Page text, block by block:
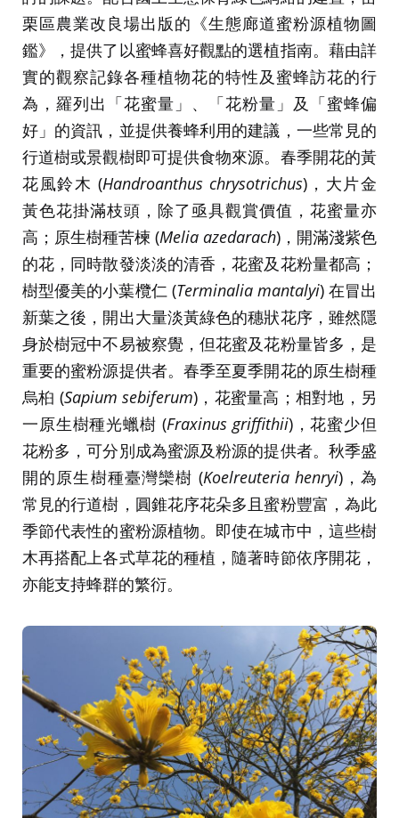
栗區農業改良場出版的《生態廊道蜜粉源植物圖
鑑》，提供了以蜜蜂喜好觀點的選植指南。藉由詳
實的觀察記錄各種植物花的特性及蜜蜂訪花的行
為，羅列出「花蜜量」、「花粉量」及「蜜蜂偏
好」的資訊，並提供養蜂利用的建議，一些常見的
行道樹或景觀樹即可提供食物來源。春季開花的黃
花風鈴木 (Handroanthus chrysotrichus)，大片金
黃色花掛滿枝頭，除了亟具觀賞價值，花蜜量亦
高；原生樹種苦楝 (Melia azedarach)，開滿淺紫色
的花，同時散發淡淡的清香，花蜜及花粉量都高；
樹型優美的小葉欖仁 (Terminalia mantalyi) 在冒出
新葉之後，開出大量淡黃綠色的穗狀花序，雖然隱
身於樹冠中不易被察覺，但花蜜及花粉量皆多，是
重要的蜜粉源提供者。春季至夏季開花的原生樹種
烏桕 (Sapium sebiferum)，花蜜量高；相對地，另
一原生樹種光蠟樹 (Fraxinus griffithii)，花蜜少但
花粉多，可分別成為蜜源及粉源的提供者。秋季盛
開的原生樹種臺灣欒樹 (Koelreuteria henryi)，為
常見的行道樹，圓錐花序花朵多且蜜粉豐富，為此
季節代表性的蜜粉源植物。即使在城市中，這些樹
木再搭配上各式草花的種植，隨著時節依序開花，
亦能支持蜂群的繁衍。